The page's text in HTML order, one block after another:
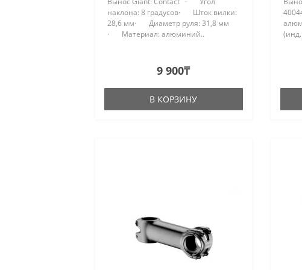
наклона: 8 градусов· Шток вилки:
28,6 мм· Диаметр руля: 31,8 мм
· Материал: алюминий..
9 900₸
В КОРЗИНУ
(инд.